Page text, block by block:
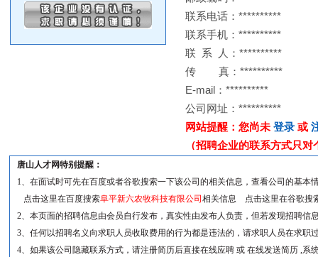
唐山人才网特别提醒：
1、在面试时可先在百度或者谷歌搜索一下该公司的相关信息，查看公司的基本
点击这里在百度搜索阜平新六农牧科技有限公司 相关信息 点击这里在谷歌搜
2、本页面的招聘信息由会员自行发布，真实性由发布人负责，但若发现招聘信
3、任何以招聘名义向求职人员收取费用的行为都是违法的，请求职人员在求
4、如果该公司隐藏联系方式，请注册简历后直接在线应聘 或 在线发送简历 ,系